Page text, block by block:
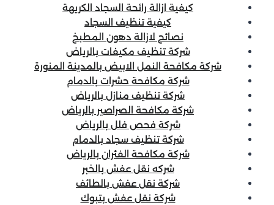
كيفية ازالة رائحة السجاد الكريهة
كيفية تنظيف السجاد
نصائح لازالة دهون المطبخ
شركة تنظيف مكيفات بالرياض
شركة مكافحة النمل الابيض بالمدينة المنورة
شركة مكافحة حشرات بالدمام
شركة تنظيف منازل بالرياض
شركة مكافحة الصراصير بالرياض
شركة فحص فلل بالرياض
شركة تنظيف سجاد بالدمام
شركة مكافحة الفئران بالرياض
شركه نقل عفش بالخبر
شركة نقل عفش بالطائف
شركة نقل عفش بتبوك